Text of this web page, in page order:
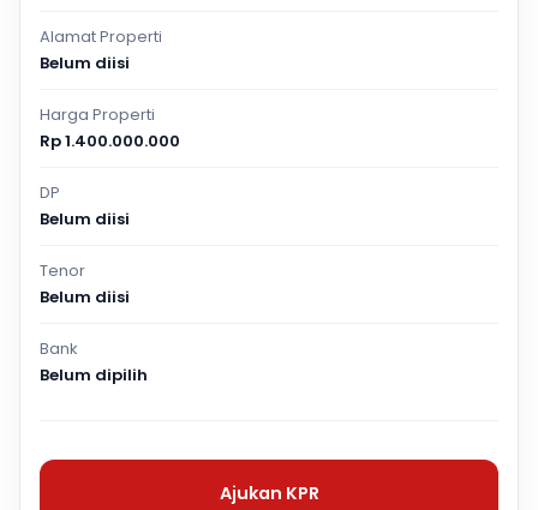
Alamat Properti
Belum diisi
Harga Properti
Rp 1.400.000.000
DP
Belum diisi
Tenor
Belum diisi
Bank
Belum dipilih
Ajukan KPR